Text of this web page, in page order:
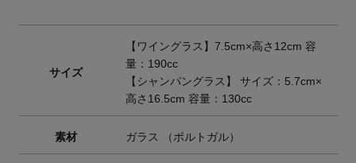
サイズ
【ワイングラス】7.5cm×高さ12cm 容
量：190cc
【シャンパングラス】 サイズ：5.7cm×
高さ16.5cm 容量：130cc
素材 ガラス （ポルトガル）